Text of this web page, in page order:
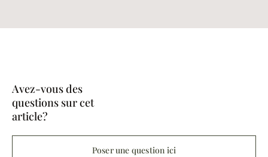
Avez-vous des
questions sur cet
article?
Poser une question ici